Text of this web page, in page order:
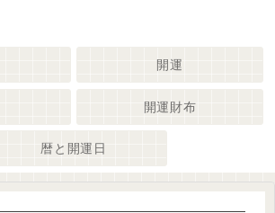
開運
開運財布
暦と開運日